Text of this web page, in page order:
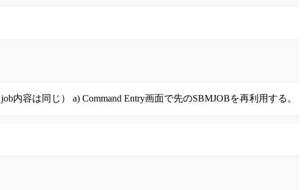
内容は同じ） a) Command Entry画面で先のSBMJOBを再利用する。